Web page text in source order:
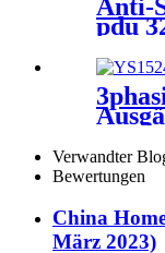
Anti-
pdu
Verwandter
Bewertungen
China
März 2023)